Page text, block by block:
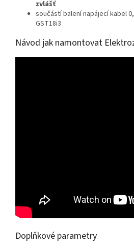
zvlášť
součástí balení napájecí kabel
GST18i3
Návod jak namontovat
Doplňkové parametry